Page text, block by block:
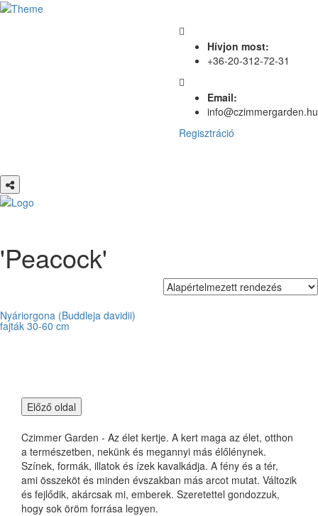
Hívjon most:
+36-20-312-72-31
Email:
info@czimmergarden.hu
Regisztráció
'Peacock'
Nyáriorgona (Buddleja davidii)
fajták 30-60 cm
Czimmer Garden - Az élet kertje. A kert maga az élet, otthon
a természetben, nekünk és megannyi más élőlénynek.
Színek, formák, illatok és ízek kavalkádja. A fény és a tér,
ami összeköt és minden évszakban más arcot mutat. Változik
és fejlődik, akárcsak mi, emberek. Szeretettel gondozzuk,
hogy sok öröm forrása legyen.